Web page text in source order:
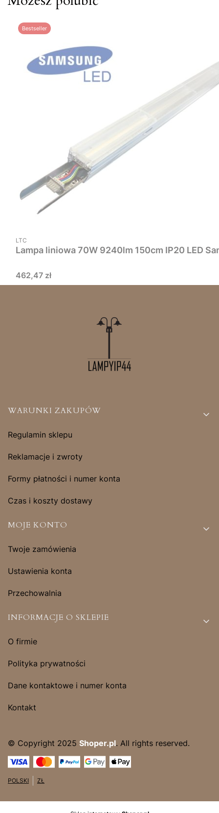
Bestseller
PRODUCENT
LTC
Cena
462,47 zł
Linki w stopce
WARUNKI ZAKUPÓW
Regulamin sklepu
Reklamacje i zwroty
Formy płatności i numer konta
Czas i koszty dostawy
MOJE KONTO
Twoje zamówienia
Ustawienia konta
Przechowalnia
INFORMACJE O SKLEPIE
O firmie
Polityka prywatności
Dane kontaktowe i numer konta
Kontakt
© Copyright 2025 Shoper.pl. All rights reserved.
POLSKI ZŁ